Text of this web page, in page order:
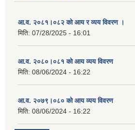
आ.व. २०८१।०८२ को आय र व्यय विवरण ।
मिति: 07/28/2025 - 16:01
आ.व. २०८०।०८१ को आय व्यय विवरण
मिति: 08/06/2024 - 16:22
आ.व. २०७९।०८० को आय व्यय विवरण
मिति: 08/06/2024 - 16:22